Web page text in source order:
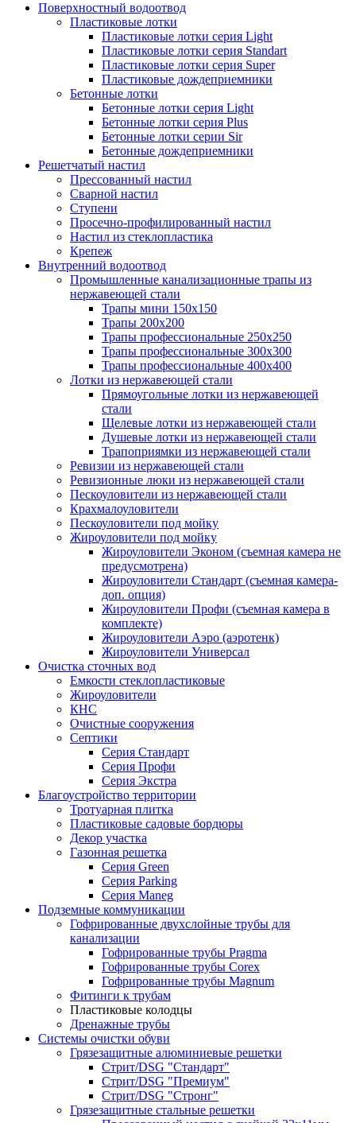
Поверхностный водоотвод
Пластиковые лотки
Пластиковые лотки серия Light
Пластиковые лотки серия Standart
Пластиковые лотки серия Super
Пластиковые дождеприемники
Бетонные лотки
Бетонные лотки серия Light
Бетонные лотки серия Plus
Бетонные лотки серии Sir
Бетонные дождеприемники
Решетчатый настил
Прессованный настил
Сварной настил
Ступени
Просечно-профилированный настил
Настил из стеклопластика
Крепеж
Внутренний водоотвод
Промышленные канализационные трапы из
нержавеющей стали
Трапы мини 150х150
Трапы 200х200
Трапы профессиональные 250х250
Трапы профессиональные 300х300
Трапы профессиональные 400х400
Лотки из нержавеющей стали
Прямоугольные лотки из нержавеющей
стали
Щелевые лотки из нержавеющей стали
Душевые лотки из нержавеющей стали
Трапоприямки из нержавеющей стали
Ревизии из нержавеющей стали
Ревизионные люки из нержавеющей стали
Пескоуловители из нержавеющей стали
Крахмалоуловители
Пескоуловители под мойку
Жироуловители под мойку
Жироуловители Эконом (съемная камера не
предусмотрена)
Жироуловители Стандарт (съемная камера-
доп. опция)
Жироуловители Профи (съемная камера в
комплекте)
Жироуловители Аэро (аэротенк)
Жироуловители Универсал
Очистка сточных вод
Емкости стеклопластиковые
Жироуловители
КНС
Очистные сооружения
Септики
Серия Стандарт
Серия Профи
Серия Экстра
Благоустройство территории
Тротуарная плитка
Пластиковые садовые бордюры
Декор участка
Газонная решетка
Серия Green
Серия Parking
Серия Maneg
Подземные коммуникации
Гофрированные двухслойные трубы для
канализации
Гофрированные трубы Pragma
Гофрированные трубы Corex
Гофрированные трубы Magnum
Фитинги к трубам
Пластиковые колодцы
Дренажные трубы
Системы очистки обуви
Грязезащитные алюминиевые решетки
Стрит/DSG "Стандарт"
Стрит/DSG "Премиум"
Стрит/DSG "Стронг"
Грязезащитные стальные решетки